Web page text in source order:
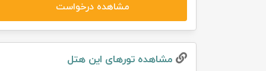
مشاهده درخواست
مشاهده تور‌های این هتل